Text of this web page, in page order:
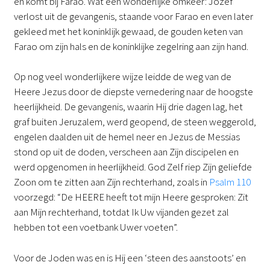
verlost uit de gevangenis, staande voor Farao en even later
gekleed met het koninklijk gewaad, de gouden keten van
Farao om zijn hals en de koninklijke zegelring aan zijn hand.
Op nog veel wonderlijkere wijze leidde de weg van de
Heere Jezus door de diepste vernedering naar de hoogste
heerlijkheid. De gevangenis, waarin Hij drie dagen lag, het
graf buiten Jeruzalem, werd geopend, de steen weggerold,
engelen daalden uit de hemel neer en Jezus de Messias
stond op uit de doden, verscheen aan Zijn discipelen en
werd opgenomen in heerlijkheid. God Zelf riep Zijn geliefde
Zoon om te zitten aan Zijn rechterhand, zoals in Psalm 110
voorzegd: “De HEERE heeft tot mijn Heere gesproken: Zit
aan Mijn rechterhand, totdat Ik Uw vijanden gezet zal
hebben tot een voetbank Uwer voeten”.
Voor de Joden was en is Hij een ‘steen des aanstoots’ en